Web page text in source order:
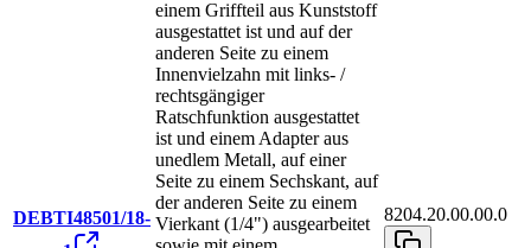
DEBTI48501/18-
einem Griffteil aus Kunststoff
ausgestattet ist und auf der
anderen Seite zu einem
Innenvielzahn mit links- /
rechtsgängiger
Ratschfunktion ausgestattet
ist und einem Adapter aus
unedlem Metall, auf einer
Seite zu einem Sechskant, auf
der anderen Seite zu einem
Vierkant (1/4") ausgearbeitet
8204.20.00.00.0